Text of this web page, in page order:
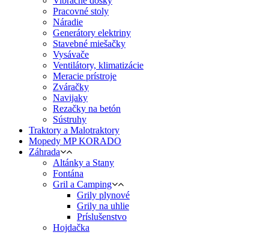
Pracovné stoly
Náradie
Generátory elektriny
Stavebné miešačky
Vysávače
Ventilátory, klimatizácie
Meracie prístroje
Zváračky
Navijaky
Rezačky na betón
Sústruhy
Traktory a Malotraktory
Mopedy MP KORADO
Záhrada
Altánky a Stany
Fontána
Gril a Camping
Grily plynové
Grily na uhlie
Príslušenstvo
Hojdačka